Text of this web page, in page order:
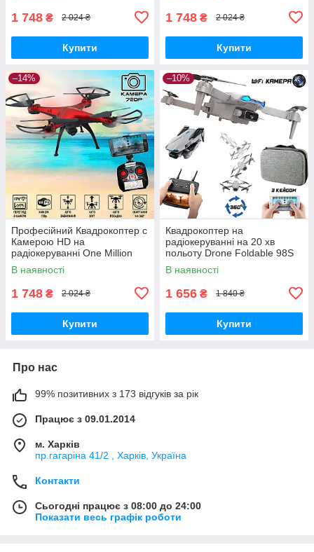
1 748 ₴ 2 024 ₴
Купити
1 748 ₴ 2 024 ₴
Купити
–14%
Професійний Квадрокоптер c
Камерою HD на
радіокеруванні One Million
дрон для відеозйомки Red
В наявності
1 748 ₴ 2 024 ₴
Купити
–10%
Квадрокоптер на
радіокеруванні на 20 хв
польоту Drone Foldable 98S
дрон з WiFi камерою PRO
Білий
В наявності
1 656 ₴ 1 840 ₴
Купити
Про нас
99% позитивних з 173 відгуків за рік
Працює з 09.01.2014
м. Харків
пр.гагаріна 41/2 , Харків, Україна
Контакти
Сьогодні працює з 08:00 до 24:00
Показати весь графік роботи